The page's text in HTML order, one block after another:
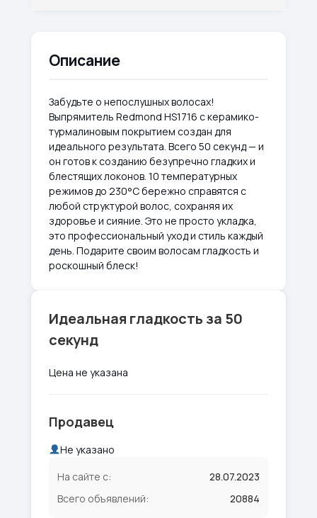
Описание
Забудьте о непослушных волосах!
Выпрямитель Redmond HS1716 с керамико-
турмалиновым покрытием создан для
идеального результата. Всего 50 секунд — и
он готов к созданию безупречно гладких и
блестящих локонов. 10 температурных
режимов до 230°С бережно справятся с
любой структурой волос, сохраняя их
здоровье и сияние. Это не просто укладка,
это профессиональный уход и стиль каждый
день. Подарите своим волосам гладкость и
роскошный блеск!
Идеальная гладкость за 50
секунд
Цена не указана
Продавец
Не указано
На сайте с:
28.07.2023
Всего объявлений:
20884